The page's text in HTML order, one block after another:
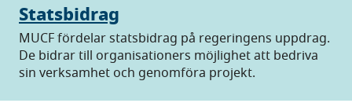
Statsbidrag
MUCF fördelar statsbidrag på regeringens uppdrag.
De bidrar till organisationers möjlighet att bedriva
sin verksamhet och genomföra projekt.